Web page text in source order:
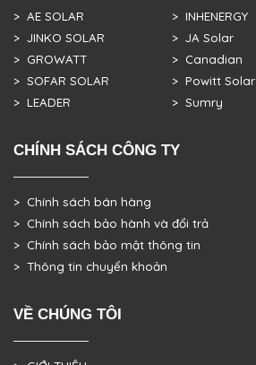
> AE SOLAR
> JINKO SOLAR
> GROWATT
> SOFAR SOLAR
> LEADER
> INHENERGY
> JA Solar
> Canadian
> Powitt Solar
> Sumry
CHÍNH SÁCH CÔNG TY
> Chính sách bán hàng
> Chính sách bảo hành và đổi trả
> Chính sách bảo mật thông tin
> Thông tin chuyển khoản
VỀ CHÚNG TÔI